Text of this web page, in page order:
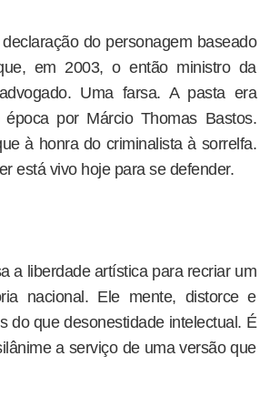
do personagem baseado
em 2003, o então ministro da
Uma farsa. A pasta era
época por Márcio Thomas Bastos.
à honra do criminalista à sorrelfa.
está vivo hoje para se defender.
a liberdade artística para recriar um
nacional. Ele mente, distorce e
do que desonestidade intelectual. É
a serviço de uma versão que